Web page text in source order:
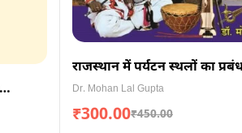
राजस्थान में पर्यटन स्थलों का
लोककलाओं का संरक्षण
Dr. Mohan Lal Gupta
₹450.00
₹300.00